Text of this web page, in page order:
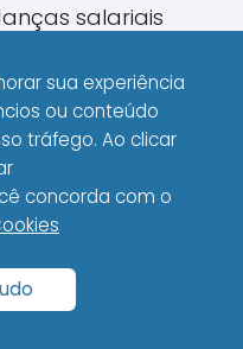
salariais
o seu potencial
forma
excessivos
não ajudam
de risco. Se
100% do
sua experiência
ou conteúdo
tráfego. Ao clicar
com o